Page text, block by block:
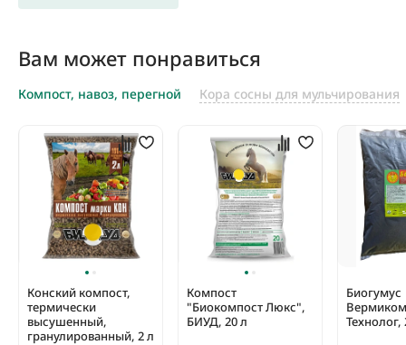
Вам может понравиться
Компост, навоз, перегной Кора сосны для мульчирования
Конский компост,
термически
высушенный,
гранулированный, 2 л
Компост
"Биокомпост Люкс",
БИУД, 20 л
Биогумус
Технолог,